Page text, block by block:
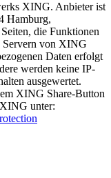
XING. Anbieter ist
Hamburg,
die Funktionen
von XING
Daten erfolgt
werden keine IP-
ausgewertet.
XING Share-Button
unter: